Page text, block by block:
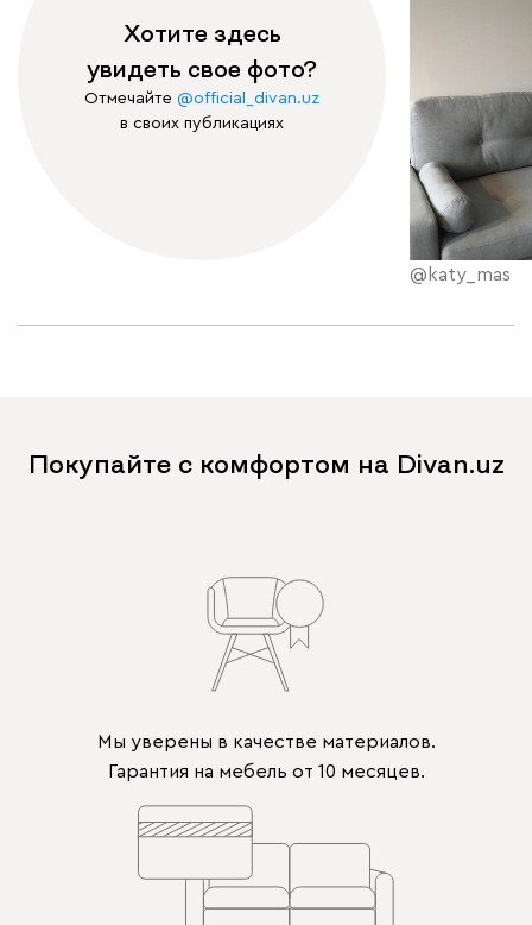
Хотите здесь
увидеть свое фото?
Отмечайте @official_divan.uz
в своих публикациях
@katy_mas
Покупайте с комфортом на Divan.uz
Мы уверены в качестве материалов.
Гарантия на мебель от 10 месяцев.